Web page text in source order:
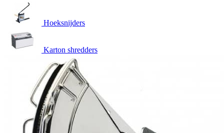
Hoeksnijders
Karton shredders